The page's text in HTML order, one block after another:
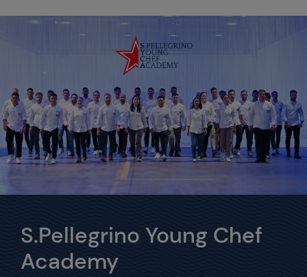
S.Pellegrino Young Chef
Academy